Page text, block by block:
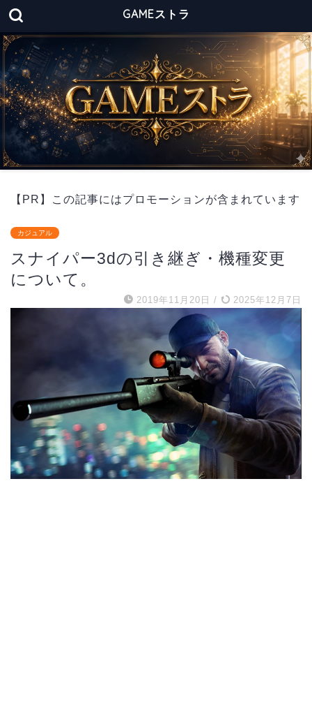
GAMEストラ
【PR】この記事にはプロモーションが含まれています
カジュアル
スナイパー3dの引き継ぎ・機種変更
について。
2019年11月20日 / 2025年12月7日